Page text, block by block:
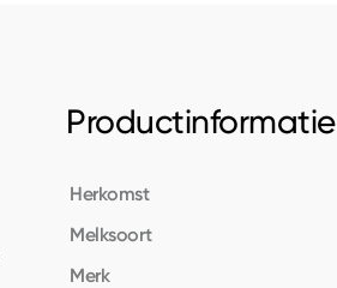
Productinformatie
Herkomst
Melksoort
Merk